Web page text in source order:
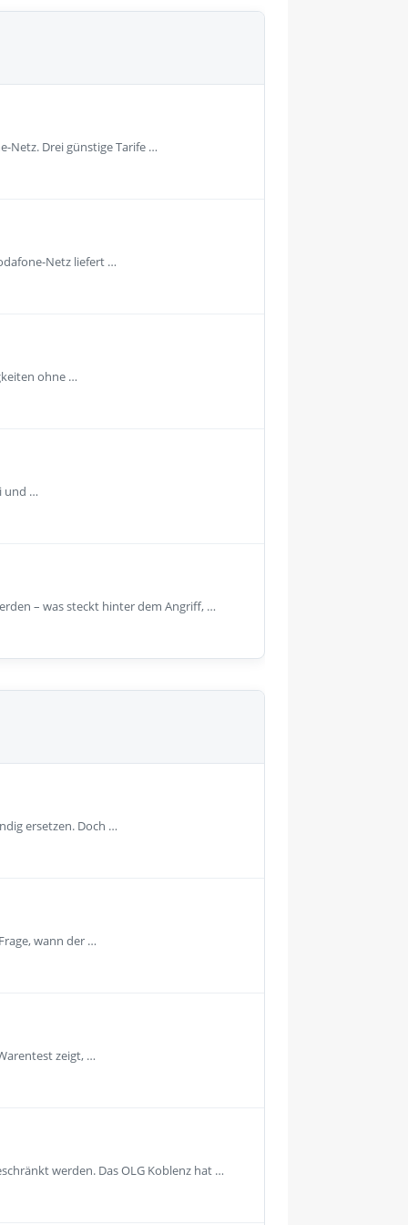
Netz. Drei günstige Tarife …
Netz liefert …
ohne …
und …
– was steckt hinter dem Angriff, …
ersetzen. Doch …
wann der …
zeigt, …
werden. Das OLG Koblenz hat …